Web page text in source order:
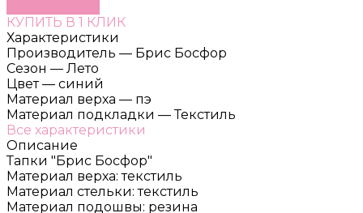
КУПИТЬ В 1 КЛИК
Характеристики
Производитель — Брис Босфор
Сезон — Лето
Цвет — синий
Материал верха — пэ
Материал подкладки — Текстиль
Все характеристики
Описание
Тапки "Брис Босфор"
Материал верха: текстиль
Материал стельки: текстиль
Материал подошвы: резина